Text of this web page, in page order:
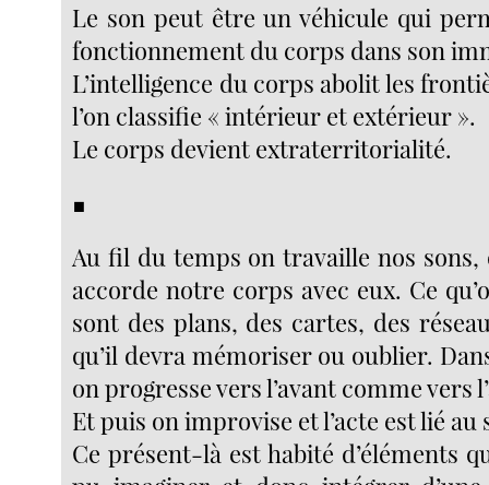
Le son peut être un véhicule qui
fonctionnement du corps dans son
L’intelligence du corps abolit les
l’on classifie « intérieur et extérieur ».
Le corps devient extraterritorialité.
■
Au fil du temps on travaille nos sons,
accorde notre corps avec eux. Ce
sont des plans, des cartes, des
qu’il devra mémoriser ou oublier.
on progresse vers l’avant comme vers
Et puis on improvise et l’acte est lié
Ce présent-là est habité d’éléments